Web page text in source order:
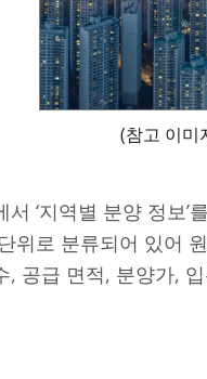
(참고 이미
‘지역별 분양 정보
위로 분류되어 있어
, 공급 면적, 분양가,